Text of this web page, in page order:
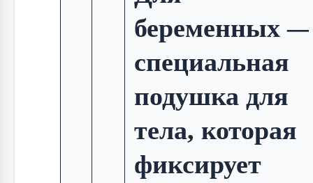
беременных —
специальная
подушка для
тела, которая
фиксирует